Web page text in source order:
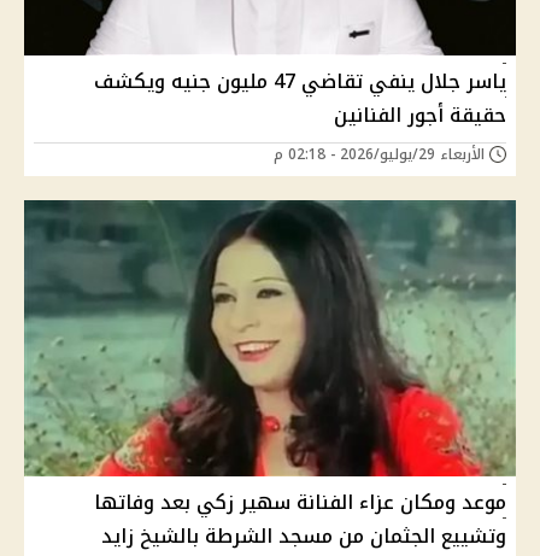
ياسر جلال ينفي تقاضي 47 مليون جنيه ويكشف
حقيقة أجور الفنانين
الأربعاء 29/يوليو/2026 - 02:18 م
موعد ومكان عزاء الفنانة سهير زكي بعد وفاتها
وتشييع الجثمان من مسجد الشرطة بالشيخ زايد